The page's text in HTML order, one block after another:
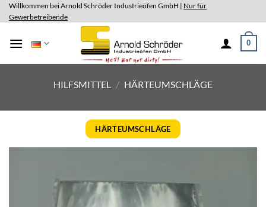
Skip
to
Willkommen bei Arnold Schröder Industrieöfen GmbH | Nur für
Gewerbetreibende
0
HILFSMITTEL / HÄRTEUMSCHLÄGE
HÄRTEUMSCHLÄGE